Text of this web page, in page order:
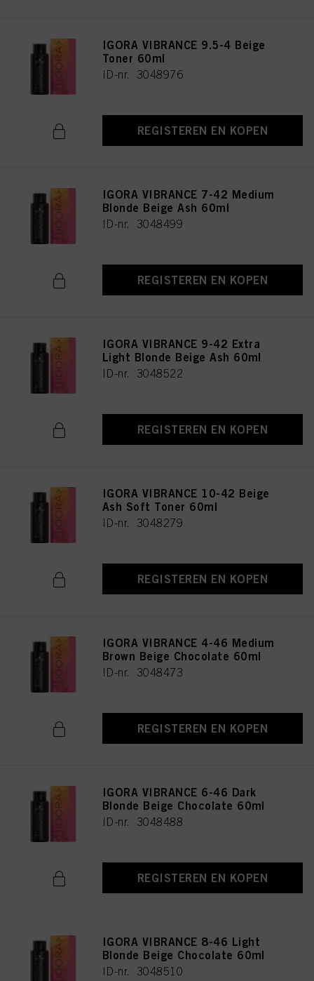
IGORA VIBRANCE 9.5-4 Beige
Toner 60ml
ID-nr. 3048976
REGISTEREN EN KOPEN
IGORA VIBRANCE 7-42 Medium
Blonde Beige Ash 60ml
ID-nr. 3048499
REGISTEREN EN KOPEN
IGORA VIBRANCE 9-42 Extra
Light Blonde Beige Ash 60ml
ID-nr. 3048522
REGISTEREN EN KOPEN
IGORA VIBRANCE 10-42 Beige
Ash Soft Toner 60ml
ID-nr. 3048279
REGISTEREN EN KOPEN
IGORA VIBRANCE 4-46 Medium
Brown Beige Chocolate 60ml
ID-nr. 3048473
REGISTEREN EN KOPEN
IGORA VIBRANCE 6-46 Dark
Blonde Beige Chocolate 60ml
ID-nr. 3048488
REGISTEREN EN KOPEN
IGORA VIBRANCE 8-46 Light
Blonde Beige Chocolate 60ml
ID-nr. 3048510